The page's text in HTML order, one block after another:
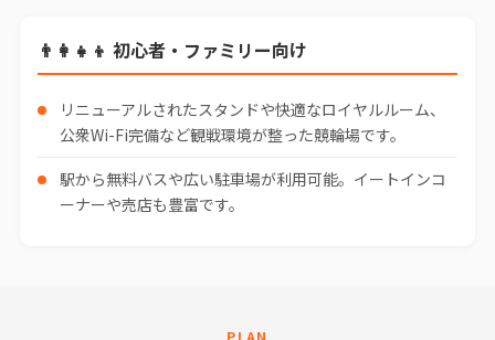
👨‍👩‍👧‍👦 初心者・ファミリー向け
リニューアルされたスタンドや快適なロイヤルルーム、
公衆Wi-Fi完備など観戦環境が整った競輪場です。
駅から無料バスや広い駐車場が利用可能。イートインコ
ーナーや売店も豊富です。
PLAN